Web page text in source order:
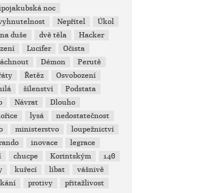
noc
Nepřítel
Úkol
duše
dvě těla
Hacker
Lucifer
Očista
Démon
Perutě
Řetěz
Osvobození
šílenství
Podstata
Návrat
Dlouho
lysá
nedostatečnost
ministerstvo
loupežnictví
inovace
legrace
chucpe Korintským
146
kuřecí líbat
vášnivě
protivy přitažlivost